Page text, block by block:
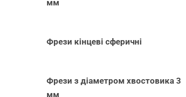
мм
Фрези кінцеві сферичні
Фрези з діаметром хвостовика 3
мм